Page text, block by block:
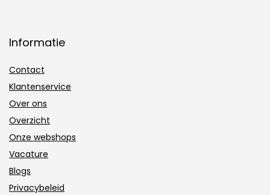
Informatie
Contact
Klantenservice
Over ons
Overzicht
Onze webshops
Vacature
Blogs
Privacybeleid